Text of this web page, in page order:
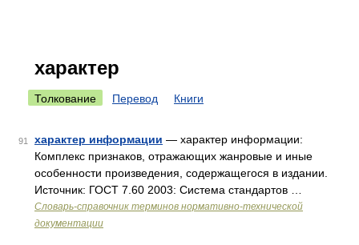
характер
Толкование Перевод Книги
91 характер информации — характер информации:
Комплекс признаков, отражающих жанровые и иные
особенности произведения, содержащегося в издании.
Источник: ГОСТ 7.60 2003: Система стандартов …
Словарь-справочник терминов нормативно-технической
документации